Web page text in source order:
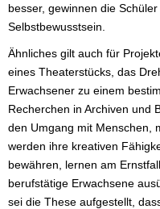
besser, gewinnen die
Selbstbewusstsein.
Ähnliches gilt auch für
eines Theaterstücks, das
Erwachsener zu einem
Recherchen in Archiven und
den Umgang mit Menschen,
werden ihre kreativen
bewähren, lernen am
berufstätige Erwachsene
sei die These aufgestellt,